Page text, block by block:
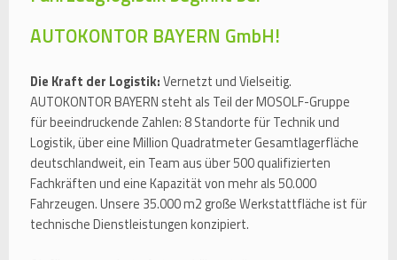
AUTOKONTOR BAYERN GmbH!
Die Kraft der Logistik:Vernetzt und Vielseitig.
AUTOKONTOR BAYERN steht als Teil der MOSOLF-Gruppe
für beeindruckende Zahlen: 8 Standorte für Technik und
Logistik, über eine Million Quadratmeter Gesamtlagerfläche
deutschlandweit, ein Team aus über 500 qualifizierten
Fachkräften und eine Kapazität von mehr als 50.000
Fahrzeugen. Unsere 35.000 m2 große Werkstattfläche ist für
technische Dienstleistungen konzipiert.